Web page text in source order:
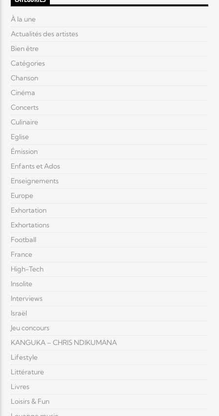
À la une
Actualités des artistes
Bien être
Catégories
Chanson
Cinéma
Concerts
Culinaire
Eglise
Émission
Enfants et Ados
Enseignements
Europe
Exhortation
Exhortations
Football
France
High-Tech
Insolite
Interviews
Israël
Jeu concours
KANGUKA – CHRIS NDIKUMANA
Lifestyle
Littérature
Livres
Loisirs & Fun